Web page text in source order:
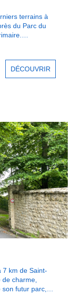
terrains à
du Parc du
m², peut
DÉCOUVRIR
7 km de Saint-
de charme,
futur parc,